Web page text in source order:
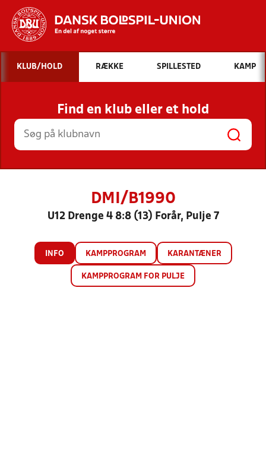
Hvad vil du søge efter?
INDHOLD OG NYHEDER
STILLINGER, RESULTATER, KLUBBER OG
HOLD
KLUB/HOLD RÆKKE SPILLESTED KAMP
Find en klub eller et hold
DMI/B1990
U12 Drenge 4 8:8 (13) Forår, Pulje 7
INFO KAMPPROGRAM KARANTÆNER
KAMPPROGRAM FOR PULJE